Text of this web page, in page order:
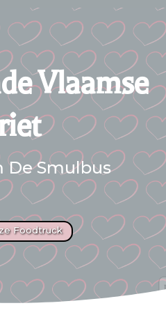
Vlaamse
De Smulbus
Foodtruck